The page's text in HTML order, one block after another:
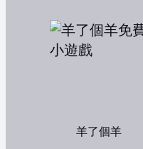
羊了個羊